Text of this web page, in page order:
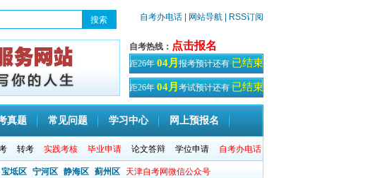
自考办电话 | 网站导航 | RSS订阅
自考热线： 点击报名
距26年 04月 报考预计还有 已结束
天！
距26年 04月 考试预计还有 已结束
天
真题 常见问题 学习中心 网上预报名
转考 实践考核 毕业申请 论文答辩 学位申请 自考办电话
宝坻区 宁河区 静海区 蓟州区 天津自考网微信公众号